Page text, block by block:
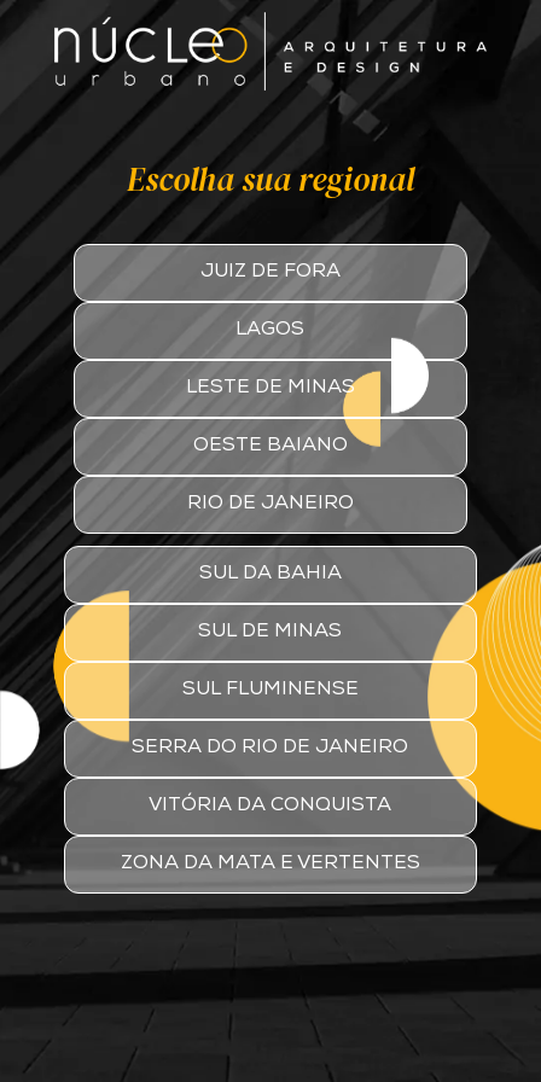
Escolha sua regional
JUIZ DE FORA
LAGOS
LESTE DE MINAS
OESTE BAIANO
RIO DE JANEIRO
SUL DA BAHIA
SUL DE MINAS
SUL FLUMINENSE
SERRA DO RIO DE JANEIRO
VITÓRIA DA CONQUISTA
ZONA DA MATA E VERTENTES